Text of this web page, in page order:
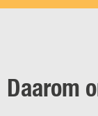
Daarom